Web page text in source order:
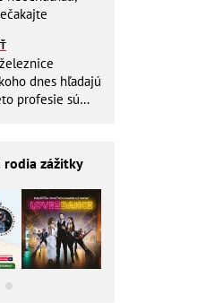
dnes hľadajú
profesie sú
rodia zážitky